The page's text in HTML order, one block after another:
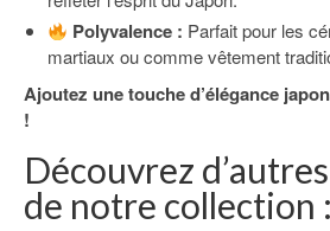
Polyvalence : Parfait pour les
martiaux ou comme vêtement
Ajoutez une touche d’élégance
!
Découvrez
de notre collection :